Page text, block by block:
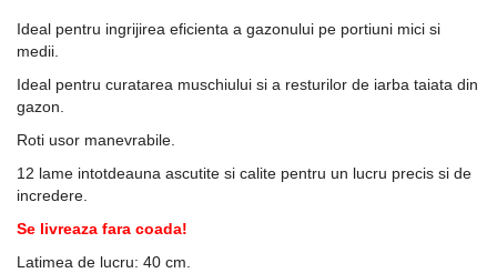
Ideal pentru ingrijirea eficienta a gazonului pe portiuni mici si
medii.
Ideal pentru curatarea muschiului si a resturilor de iarba taiata din
gazon.
Roti usor manevrabile.
12 lame intotdeauna ascutite si calite pentru un lucru precis si de
incredere.
Se livreaza fara coada!
Latimea de lucru: 40 cm.